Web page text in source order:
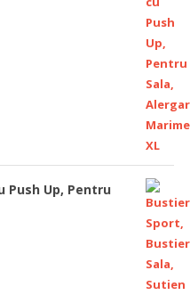
Push Up, Pentru